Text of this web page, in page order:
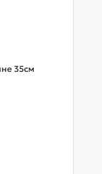
35см